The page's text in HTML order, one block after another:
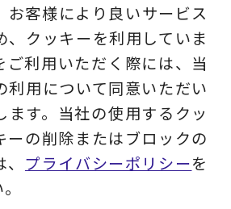
解説集
イバシーポリシー
お客様により良いサービス
、クッキーを利用していま
ご利用いただく際には、当
利用について同意いただい
ます。当社の使用するクッ
ーの削除またはブロックの
プライバシーポリシーを